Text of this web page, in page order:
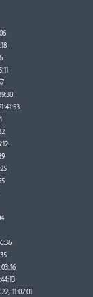
11:07:01